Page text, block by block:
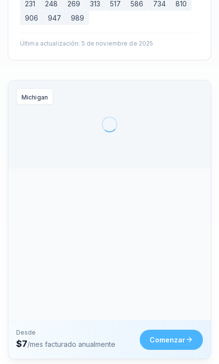
231 248 269 313 517 586 734
810
906
947 989
Última actualización: 5 de noviembre de 2025
Michigan
Desde
$7/mes facturado anualmente
Comenzar